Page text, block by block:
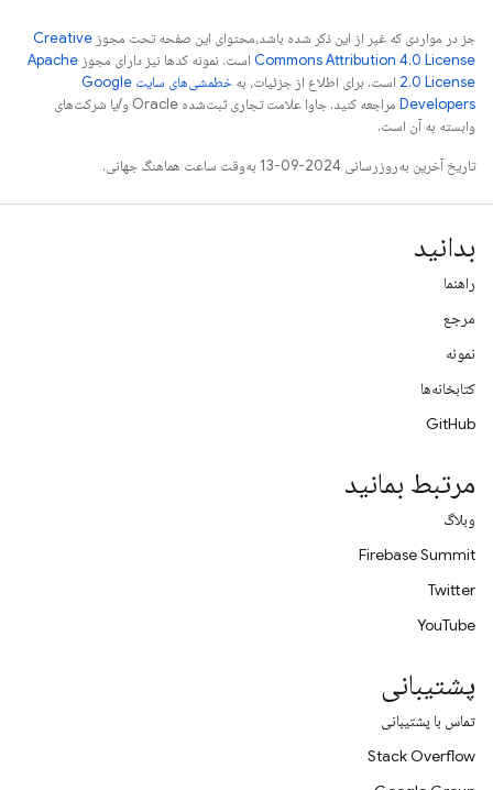
جز در مواردی که غیر از این ذکر شده باشد،‌محتوای این صفحه تحت مجوز Creative
Commons Attribution 4.0 License است. نمونه کدها نیز دارای مجوز Apache
2.0 License است. برای اطلاع از جزئیات، به
خطمشی‌های سایت Google
Developers‏
مراجعه کنید. جاوا علامت تجاری ثبت‌شده Oracle و/یا شرکت‌های
وابسته به آن است.
تاریخ آخرین به‌روزرسانی 2024-09-13 به‌وقت ساعت هماهنگ جهانی.
بدانید
راهنما
مرجع
نمونه
کتابخانه‌ها
GitHub
مرتبط بمانید
وبلاگ
Firebase Summit
Twitter
YouTube
پشتیبانی
تماس با پشتیبانی
Stack Overflow